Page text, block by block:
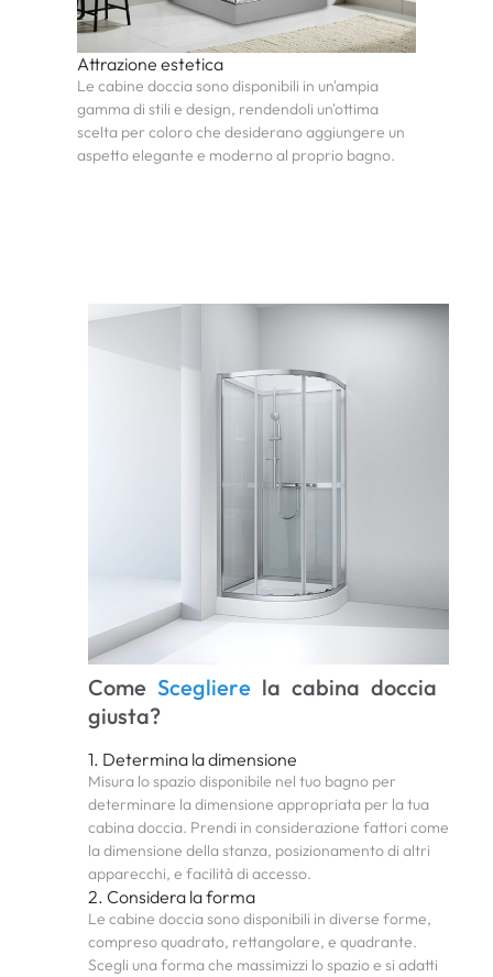
Attrazione estetica
Le cabine doccia sono disponibili in un'ampia
gamma di stili e design, rendendoli un'ottima
scelta per coloro che desiderano aggiungere un
aspetto elegante e moderno al proprio bagno.
Come Scegliere la cabina doccia
giusta?
1. Determina la dimensione
Misura lo spazio disponibile nel tuo bagno per
determinare la dimensione appropriata per la tua
cabina doccia. Prendi in considerazione fattori come
la dimensione della stanza, posizionamento di altri
apparecchi, e facilità di accesso.
2. Considera la forma
Le cabine doccia sono disponibili in diverse forme,
compreso quadrato, rettangolare, e quadrante.
Scegli una forma che massimizzi lo spazio e si adatti